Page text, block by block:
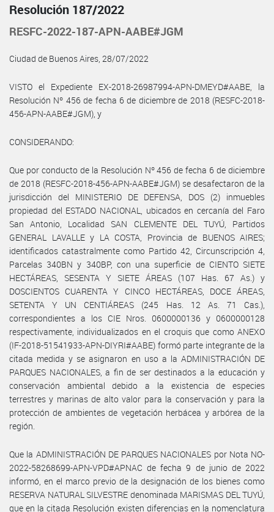
Resolución 187/2022
RESFC-2022-187-APN-AABE#JGM
Ciudad de Buenos Aires, 28/07/2022
VISTO el Expediente EX-2018-26987994-APN-DMEYD#AABE, la
Resolución Nº 456 de fecha 6 de diciembre de 2018 (RESFC-2018-
456-APN-AABE#JGM), y
CONSIDERANDO:
Que por conducto de la Resolución Nº 456 de fecha 6 de diciembre
de 2018 (RESFC-2018-456-APN-AABE#JGM) se desafectaron de la
jurisdicción del MINISTERIO DE DEFENSA, DOS (2) inmuebles
propiedad del ESTADO NACIONAL, ubicados en cercanía del Faro
San Antonio, Localidad SAN CLEMENTE DEL TUYÚ, Partidos
GENERAL LAVALLE y LA COSTA, Provincia de BUENOS AIRES;
identificados catastralmente como Partido 42, Circunscripción 4,
Parcelas 340BN y 340BP, con una superficie de CIENTO SIETE
HECTÁREAS, SESENTA Y SIETE ÁREAS (107 Has. 67 As.) y
DOSCIENTOS CUARENTA Y CINCO HECTÁREAS, DOCE ÁREAS,
SETENTA Y UN CENTIÁREAS (245 Has. 12 As. 71 Cas.),
correspondientes a los CIE Nros. 0600000136 y 0600000128
respectivamente, individualizados en el croquis que como ANEXO
(IF-2018-51541933-APN-DIYRI#AABE) formó parte integrante de la
citada medida y se asignaron en uso a la ADMINISTRACIÓN DE
PARQUES NACIONALES, a fin de ser destinados a la educación y
conservación ambiental debido a la existencia de especies
terrestres y marinas de alto valor para la conservación y para la
protección de ambientes de vegetación herbácea y arbórea de la
región.
Que la ADMINISTRACIÓN DE PARQUES NACIONALES por Nota NO-
2022-58268699-APN-VPD#APNAC de fecha 9 de junio de 2022
informó, en el marco previo de la designación de los bienes como
RESERVA NATURAL SILVESTRE denominada MARISMAS DEL TUYÚ,
que en la citada Resolución existen diferencias en la nomenclatura